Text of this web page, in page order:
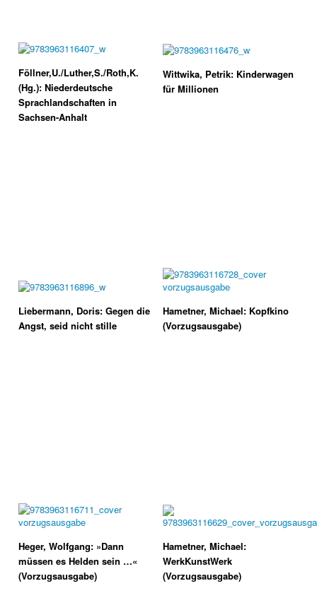
Föllner,U./Luther,S./Roth,K.
(Hg.): Niederdeutsche
Sprachlandschaften in
Sachsen-Anhalt
Wittwika, Petrik: Kinderwagen
für Millionen
Liebermann, Doris: Gegen die
Angst, seid nicht stille
Hametner, Michael: Kopfkino
(Vorzugsausgabe)
Heger, Wolfgang: »Dann
müssen es Helden sein …«
(Vorzugsausgabe)
Hametner, Michael:
WerkKunstWerk
(Vorzugsausgabe)